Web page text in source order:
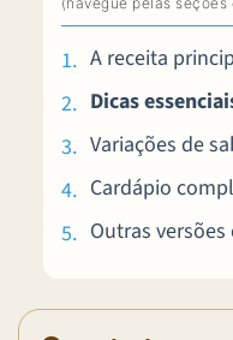
A receita
Dicas
Variações de
Cardápio
Outras versões